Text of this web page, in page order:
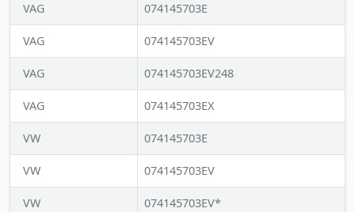
VAG 074145703E
VAG 074145703EV
VAG 074145703EV248
VAG 074145703EX
VW 074145703E
VW 074145703EV
VW 074145703EV*